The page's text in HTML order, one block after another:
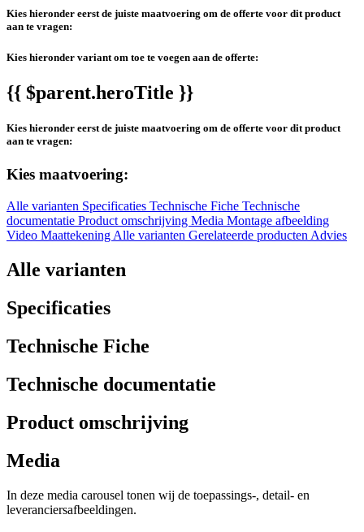
Kies hieronder eerst de juiste maatvoering om de offerte voor dit product
aan te vragen:
Kies hieronder variant om toe te voegen aan de offerte:
{{ $parent.heroTitle }}
Kies hieronder eerst de juiste maatvoering om de offerte voor dit product
aan te vragen:
Kies maatvoering:
Alle varianten Specificaties Technische Fiche Technische
documentatie Product omschrijving Media Montage afbeelding
Video Maattekening Alle varianten Gerelateerde producten Advies
Alle varianten
Specificaties
Technische Fiche
Technische documentatie
Product omschrijving
Media
In deze media carousel tonen wij de toepassings-, detail- en
leveranciersafbeeldingen.